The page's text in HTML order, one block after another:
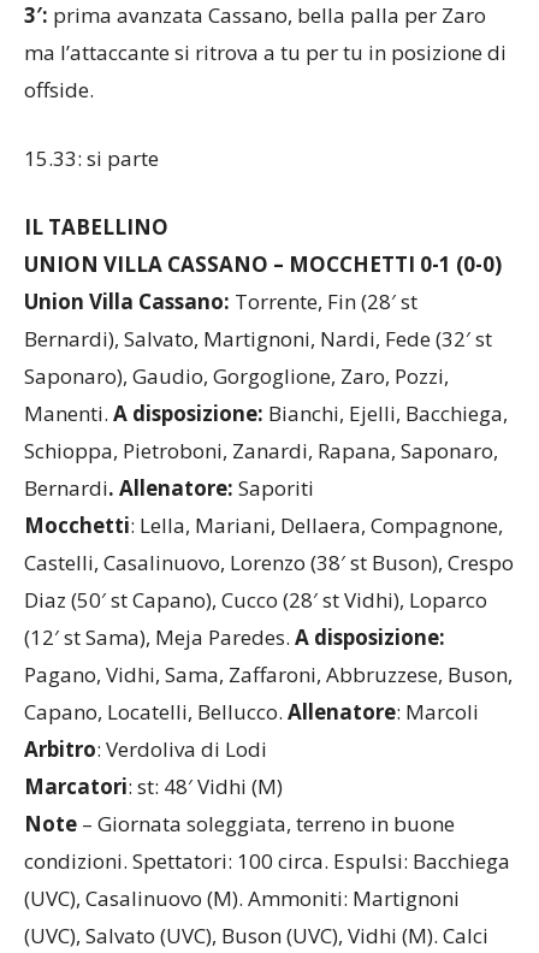
3′: prima avanzata Cassano, bella palla per Zaro
ma l’attaccante si ritrova a tu per tu in posizione di
offside.
15.33: si parte
IL TABELLINO
UNION VILLA CASSANO – MOCCHETTI 0-1 (0-0)
Union Villa Cassano: Torrente, Fin (28′ st
Bernardi), Salvato, Martignoni, Nardi, Fede (32′ st
Saponaro), Gaudio, Gorgoglione, Zaro, Pozzi,
Manenti. A disposizione: Bianchi, Ejelli, Bacchiega,
Schioppa, Pietroboni, Zanardi, Rapana, Saponaro,
Bernardi. Allenatore: Saporiti
Mocchetti: Lella, Mariani, Dellaera, Compagnone,
Castelli, Casalinuovo, Lorenzo (38′ st Buson), Crespo
Diaz (50′ st Capano), Cucco (28′ st Vidhi), Loparco
(12′ st Sama), Meja Paredes. A disposizione:
Pagano, Vidhi, Sama, Zaffaroni, Abbruzzese, Buson,
Capano, Locatelli, Bellucco. Allenatore: Marcoli
Arbitro: Verdoliva di Lodi
Marcatori: st: 48′ Vidhi (M)
Note – Giornata soleggiata, terreno in buone
condizioni. Spettatori: 100 circa. Espulsi: Bacchiega
(UVC), Casalinuovo (M). Ammoniti: Martignoni
(UVC), Salvato (UVC), Buson (UVC), Vidhi (M). Calci